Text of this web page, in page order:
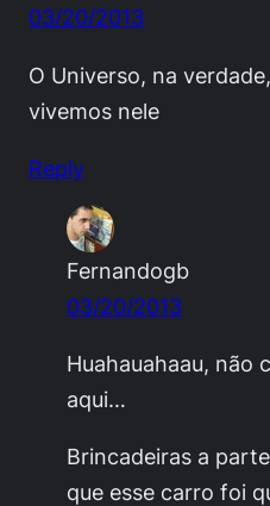
03/20/2013
O Universo, na
vivemos nele
Reply
Fernandogb
03/20/2013
Huahauahaau, não
aqui…
Brincadeiras a
que esse carro foi